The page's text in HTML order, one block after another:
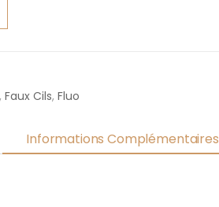
, Faux Cils, Fluo
Informations Complémentaires